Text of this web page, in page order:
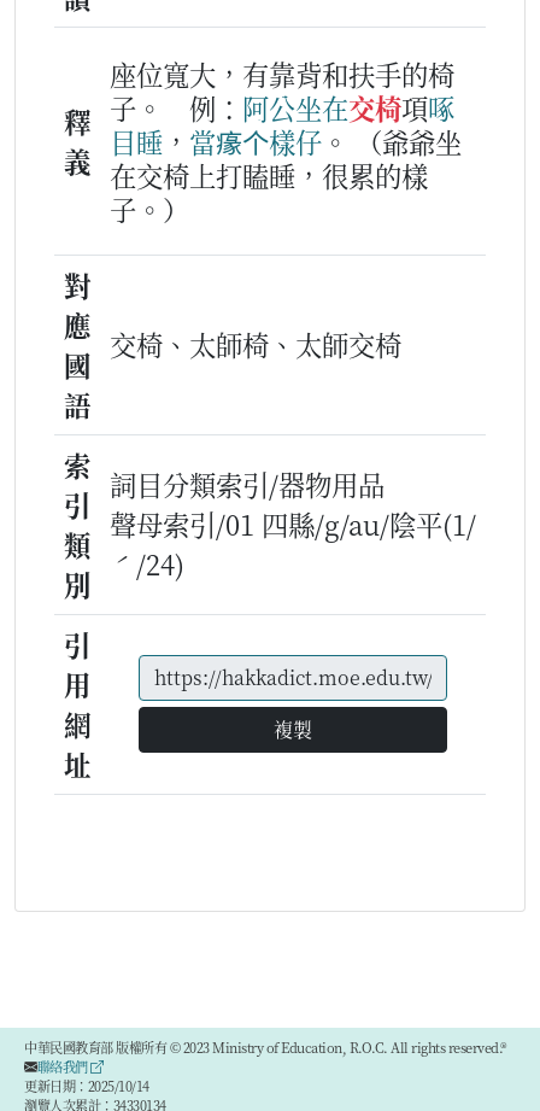
釋
義
座位寬大，有靠背和扶手的椅
子。
例： 阿公坐在交椅項啄
目睡 ， 當𤸁个樣仔 。
（爺爺坐
在交椅上打瞌睡，很累的樣
子。）
對
應
國
語
交椅、太師椅、太師交椅
索
引
類
別
詞目分類索引/器物用品
聲母索引/01 四縣/g/au/陰平(1/
ˊ/24)
引
用
網
址
複製
中華民國教育部 版權所有 © 2023 Ministry of Education, R.O.C. All rights reserved.®
聯絡我們
更新日期：2025/10/14
瀏覽人次累計：34330134